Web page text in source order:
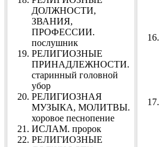
ДОЛЖНОСТИ,
ЗВАНИЯ,
ПРОФЕССИИ.
послушник
РЕЛИГИОЗНЫЕ
ПРИНАДЛЕЖНОСТИ.
старинный головной
убор
РЕЛИГИОЗНАЯ
МУЗЫКА, МОЛИТВЫ.
хоровое песнопение
ИСЛАМ. пророк
РЕЛИГИОЗНЫЕ